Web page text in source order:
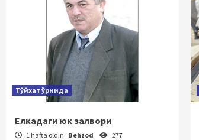
Тўйхат ўрнида
Елкадаги юк залвори
1 hafta oldin Behzod 277